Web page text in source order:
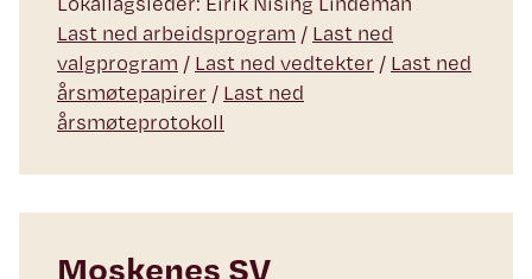
Last ned arbeidsprogram / Last ned
valgprogram / Last ned vedtekter / Last ned
årsmøtepapirer / Last ned
årsmøteprotokoll
Moskenes SV